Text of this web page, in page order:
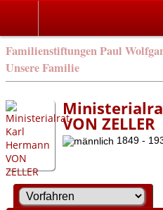
Familienstiftungen Paul
Unsere Familie
VON ZELLER
1849 -